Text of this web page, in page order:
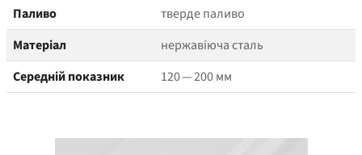
Паливо
тверде паливо
Матеріал
нержавіюча сталь
Середній показник
120 — 200 мм